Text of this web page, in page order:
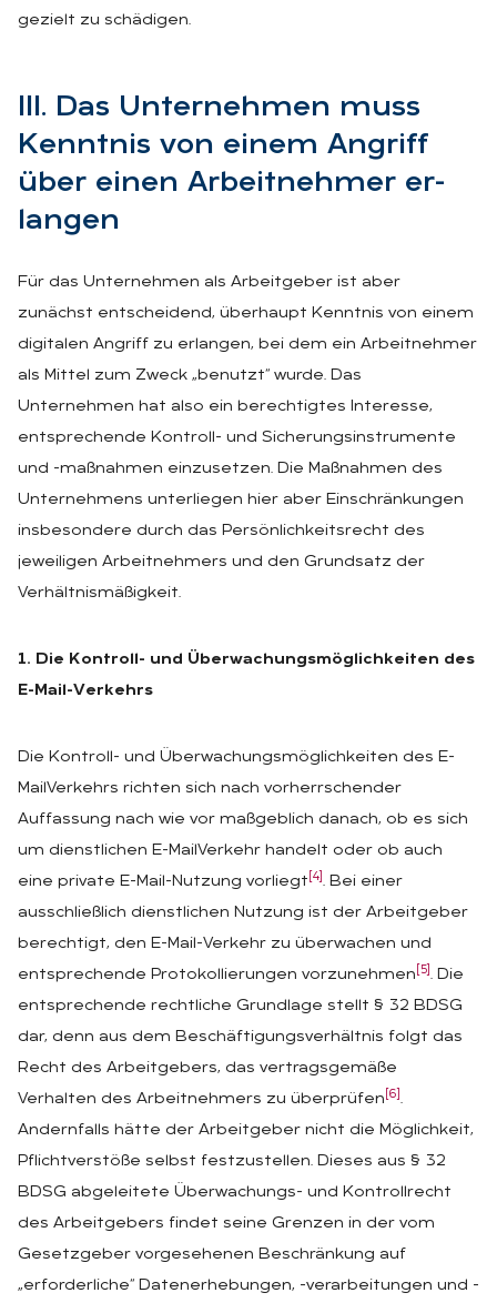
gezielt zu schädigen.
III. Das Un­ter­neh­men muss
Kennt­nis von ei­nem An­griff
über ei­nen Ar­beit­neh­mer er­
lan­gen
Für das Unternehmen als Arbeitgeber ist aber
zunächst entscheidend, überhaupt Kenntnis von einem
digitalen Angriff zu erlangen, bei dem ein Arbeitnehmer
als Mittel zum Zweck „benutzt“ wurde. Das
Unternehmen hat also ein berechtigtes Interesse,
entsprechende Kontroll- und Sicherungsinstrumente
und -maßnahmen einzusetzen. Die Maßnahmen des
Unternehmens unterliegen hier aber Einschränkungen
insbesondere durch das Persönlichkeitsrecht des
jeweiligen Arbeitnehmers und den Grundsatz der
Verhältnismäßigkeit.
1. Die Kontroll- und Überwachungsmöglichkeiten des
E-Mail-Verkehrs
Die Kontroll- und Überwachungsmöglichkeiten des E-
MailVerkehrs richten sich nach vorherrschender
Auffassung nach wie vor maßgeblich danach, ob es sich
um dienstlichen E-MailVerkehr handelt oder ob auch
eine private E-Mail-Nutzung vorliegt [4] . Bei einer
ausschließlich dienstlichen Nutzung ist der Arbeitgeber
berechtigt, den E-Mail-Verkehr zu überwachen und
entsprechende Protokollierungen vorzunehmen [5] . Die
entsprechende rechtliche Grundlage stellt § 32 BDSG
dar, denn aus dem Beschäftigungsverhältnis folgt das
Recht des Arbeitgebers, das vertragsgemäße
Verhalten des Arbeitnehmers zu überprüfen [6] .
Andernfalls hätte der Arbeitgeber nicht die Möglichkeit,
Pflichtverstöße selbst festzustellen. Dieses aus § 32
BDSG abgeleitete Überwachungs- und Kontrollrecht
des Arbeitgebers findet seine Grenzen in der vom
Gesetzgeber vorgesehenen Beschränkung auf
„erforderliche“ Datenerhebungen, -verarbeitungen und -